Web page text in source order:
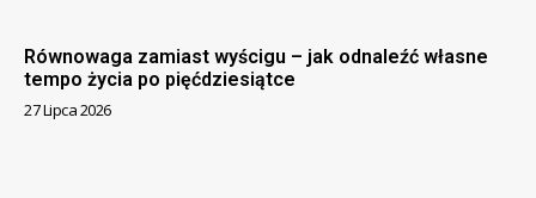
Równowaga zamiast wyścigu – jak odnaleźć własne
tempo życia po pięćdziesiątce
27 Lipca 2026